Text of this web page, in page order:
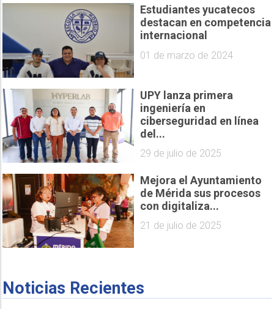
Estudiantes yucatecos
destacan en competencia
internacional
01 de marzo de 2024
UPY lanza primera
ingeniería en
ciberseguridad en línea
del...
29 de julio de 2025
Mejora el Ayuntamiento
de Mérida sus procesos
con digitaliza...
21 de julio de 2025
Noticias Recientes